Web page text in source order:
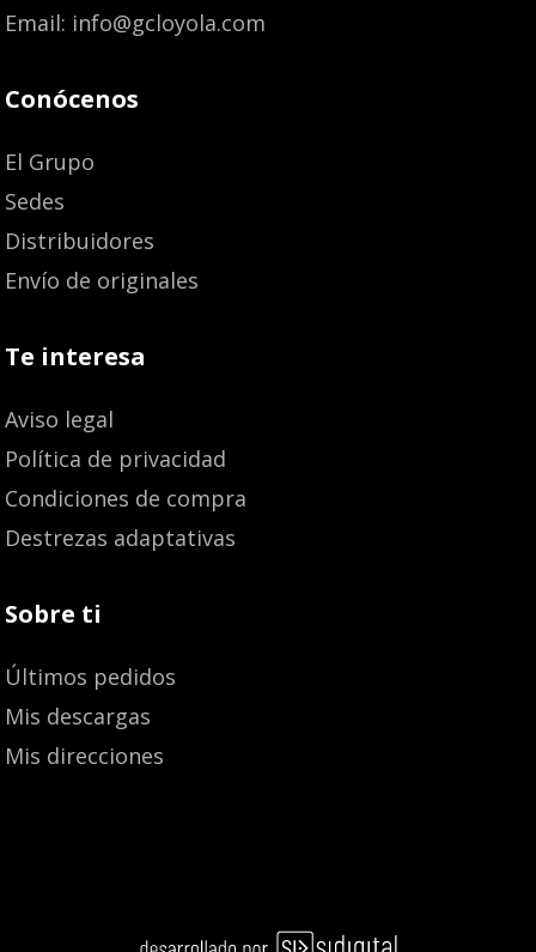
Email: info@gcloyola.com
Conócenos
El Grupo
Sedes
Distribuidores
Envío de originales
Te interesa
Aviso legal
Política de privacidad
Condiciones de compra
Destrezas adaptativas
Sobre ti
Últimos pedidos
Mis descargas
Mis direcciones